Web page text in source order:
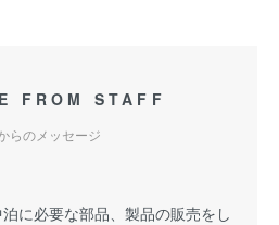
FROM STAFF
らのメッセージ
に必要な部品、製品の販売をし